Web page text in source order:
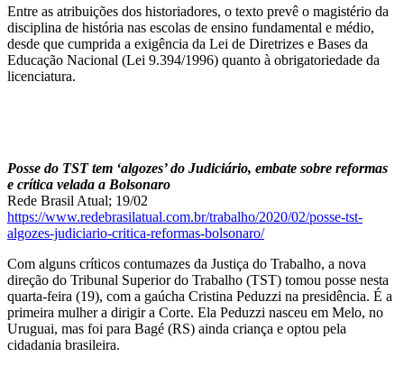
Entre as atribuições dos historiadores, o texto prevê o magistério da
disciplina de história nas escolas de ensino fundamental e médio,
desde que cumprida a exigência da Lei de Diretrizes e Bases da
Educação Nacional (Lei 9.394/1996) quanto à obrigatoriedade da
licenciatura.
Posse do TST tem ‘algozes’ do Judiciário, embate sobre reformas
e crítica velada a Bolsonaro
Rede Brasil Atual; 19/02
https://www.redebrasilatual.com.br/trabalho/2020/02/posse-tst-
algozes-judiciario-critica-reformas-bolsonaro/
Com alguns críticos contumazes da Justiça do Trabalho, a nova
direção do Tribunal Superior do Trabalho (TST) tomou posse nesta
quarta-feira (19), com a gaúcha Cristina Peduzzi na presidência. É a
primeira mulher a dirigir a Corte. Ela Peduzzi nasceu em Melo, no
Uruguai, mas foi para Bagé (RS) ainda criança e optou pela
cidadania brasileira.